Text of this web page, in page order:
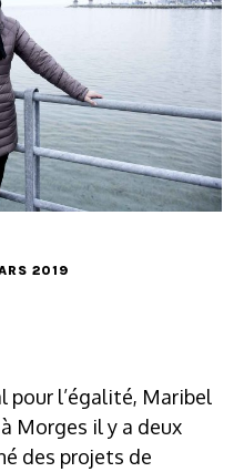
2019
pour l’égalité, Maribel
Morges il y a deux
des projets de